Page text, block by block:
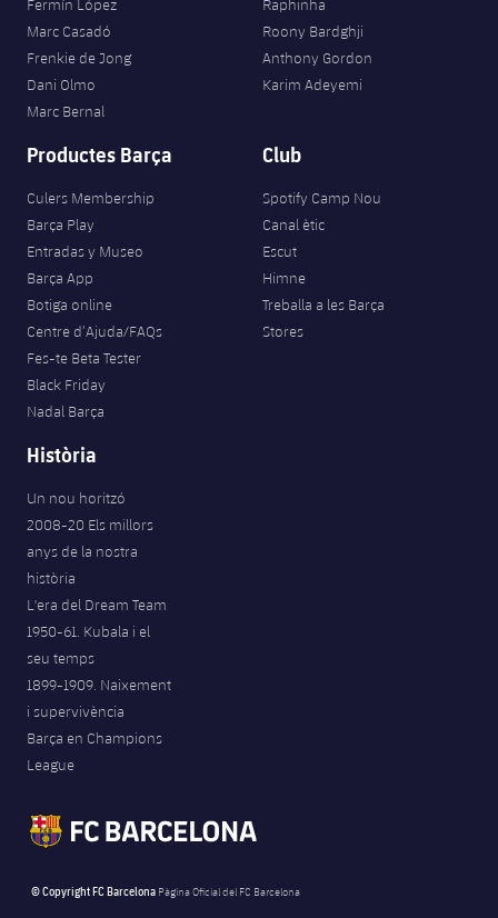
Fermín López
Marc Casadó
Frenkie de Jong
Dani Olmo
Marc Bernal
Raphinha
Roony Bardghji
Anthony Gordon
Karim Adeyemi
Productes Barça
Culers Membership
Barça Play
Entradas y Museo
Barça App
Botiga online
Centre d’Ajuda/FAQs
Fes-te Beta Tester
Black Friday
Nadal Barça
Club
Spotify Camp Nou
Canal ètic
Escut
Himne
Treballa a les Barça
Stores
Història
Un nou horitzó
2008-20 Els millors
anys de la nostra
història
L'era del Dream Team
1950-61. Kubala i el
seu temps
1899-1909. Naixement
i supervivència
Barça en Champions
League
© Copyright FC Barcelona Pàgina Oficial del FC Barcelona